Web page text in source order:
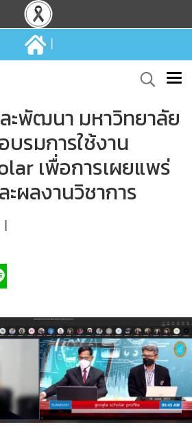
|
ะพัฒนา มหาวิทยาลัย
รมการใช้งาน
เพื่อการเผยแพร่
ผลงานวิชาการ
|